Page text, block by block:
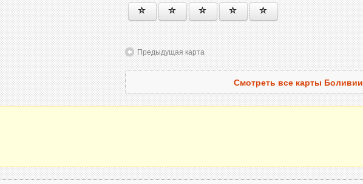
Предыдущая карта
Смотреть все карты Боливии